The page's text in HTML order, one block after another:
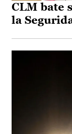
CLM bate
la